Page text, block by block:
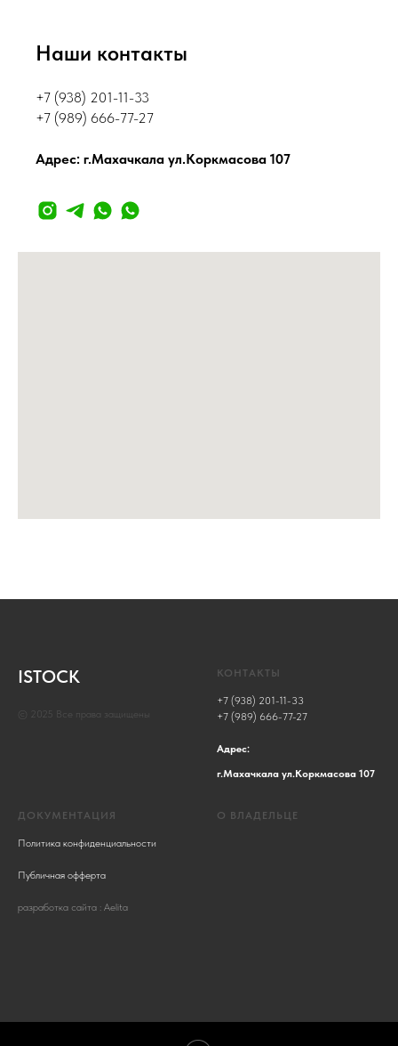
Наши контакты
+7 (938) 201-11-33
+7 (989) 666-77-27
Адрес: г.Махачкала ул.Коркмасова 107
ISTOCK
© 2025 Все права защищены
КОНТАКТЫ
+7 (938) 201-11-33
+7 (989) 666-77-27
Адрес:
г.Махачкала ул.Коркмасова 107
ДОКУМЕНТАЦИЯ
Политика конфиденциальности
Публичная офферта
разработка сайта : Aelita
О ВЛАДЕЛЬЦЕ